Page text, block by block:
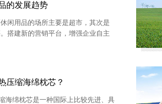
的发展趋势
闲用品的场所主要是超市，其次是
搭建新的营销平台，增强企业自主
压缩海绵枕芯？
绵枕芯是一种国际上比较先进、具